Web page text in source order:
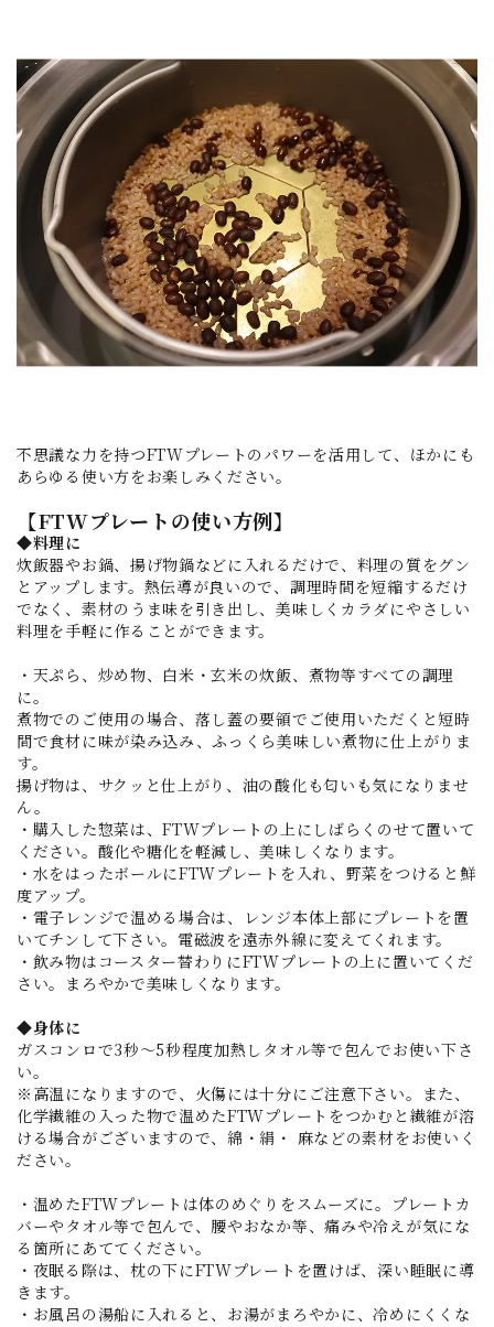
不思議な力を持つFTWプレートのパワーを活用して、ほかにも
あらゆる使い方をお楽しみください。
【FTWプレートの使い方例】
◆料理に
炊飯器やお鍋、揚げ物鍋などに入れるだけで、料理の質をグン
とアップします。熱伝導が良いので、調理時間を短縮するだけ
でなく、素材のうま味を引き出し、美味しくカラダにやさしい
料理を手軽に作ることができます。
・天ぷら、炒め物、白米・玄米の炊飯、煮物等すべての調理
に。
煮物でのご使用の場合、落し蓋の要領でご使用いただくと短時
間で食材に味が染み込み、ふっくら美味しい煮物に仕上がりま
す。
揚げ物は、サクッと仕上がり、油の酸化も匂いも気になりませ
ん。
・購入した惣菜は、FTWプレートの上にしばらくのせて置いて
ください。酸化や糖化を軽減し、美味しくなります。
・水をはったボールにFTWプレートを入れ、野菜をつけると鮮
度アップ。
・電子レンジで温める場合は、レンジ本体上部にプレートを置
いてチンして下さい。電磁波を遠赤外線に変えてくれます。
・飲み物はコースター替わりにFTWプレートの上に置いてくだ
さい。まろやかで美味しくなります。
◆身体に
ガスコンロで3秒～5秒程度加熱しタオル等で包んでお使い下さ
い。
※高温になりますので、火傷には十分にご注意下さい。また、
化学繊維の入った物で温めたFTWプレートをつかむと繊維が溶
ける場合がございますので、綿・絹・ 麻などの素材をお使いく
ださい。
・温めたFTWプレートは体のめぐりをスムーズに。プレートカ
バーやタオル等で包んで、腰やおなか等、痛みや冷えが気にな
る箇所にあててください。
・夜眠る際は、枕の下にFTWプレートを置けば、深い睡眠に導
きます。
・お風呂の湯船に入れると、お湯がまろやかに、冷めにくくな